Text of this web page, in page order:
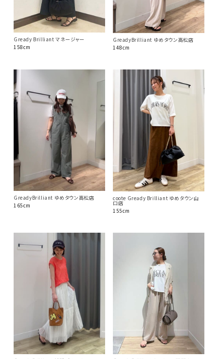
Gready Brilliant マネージャー
158cm
GreadyBrilliant ゆめタウン高松店
148cm
GreadyBrilliant ゆめタウン高松店
165cm
coote Gready Brilliant ゆめタウン山
口店
155cm